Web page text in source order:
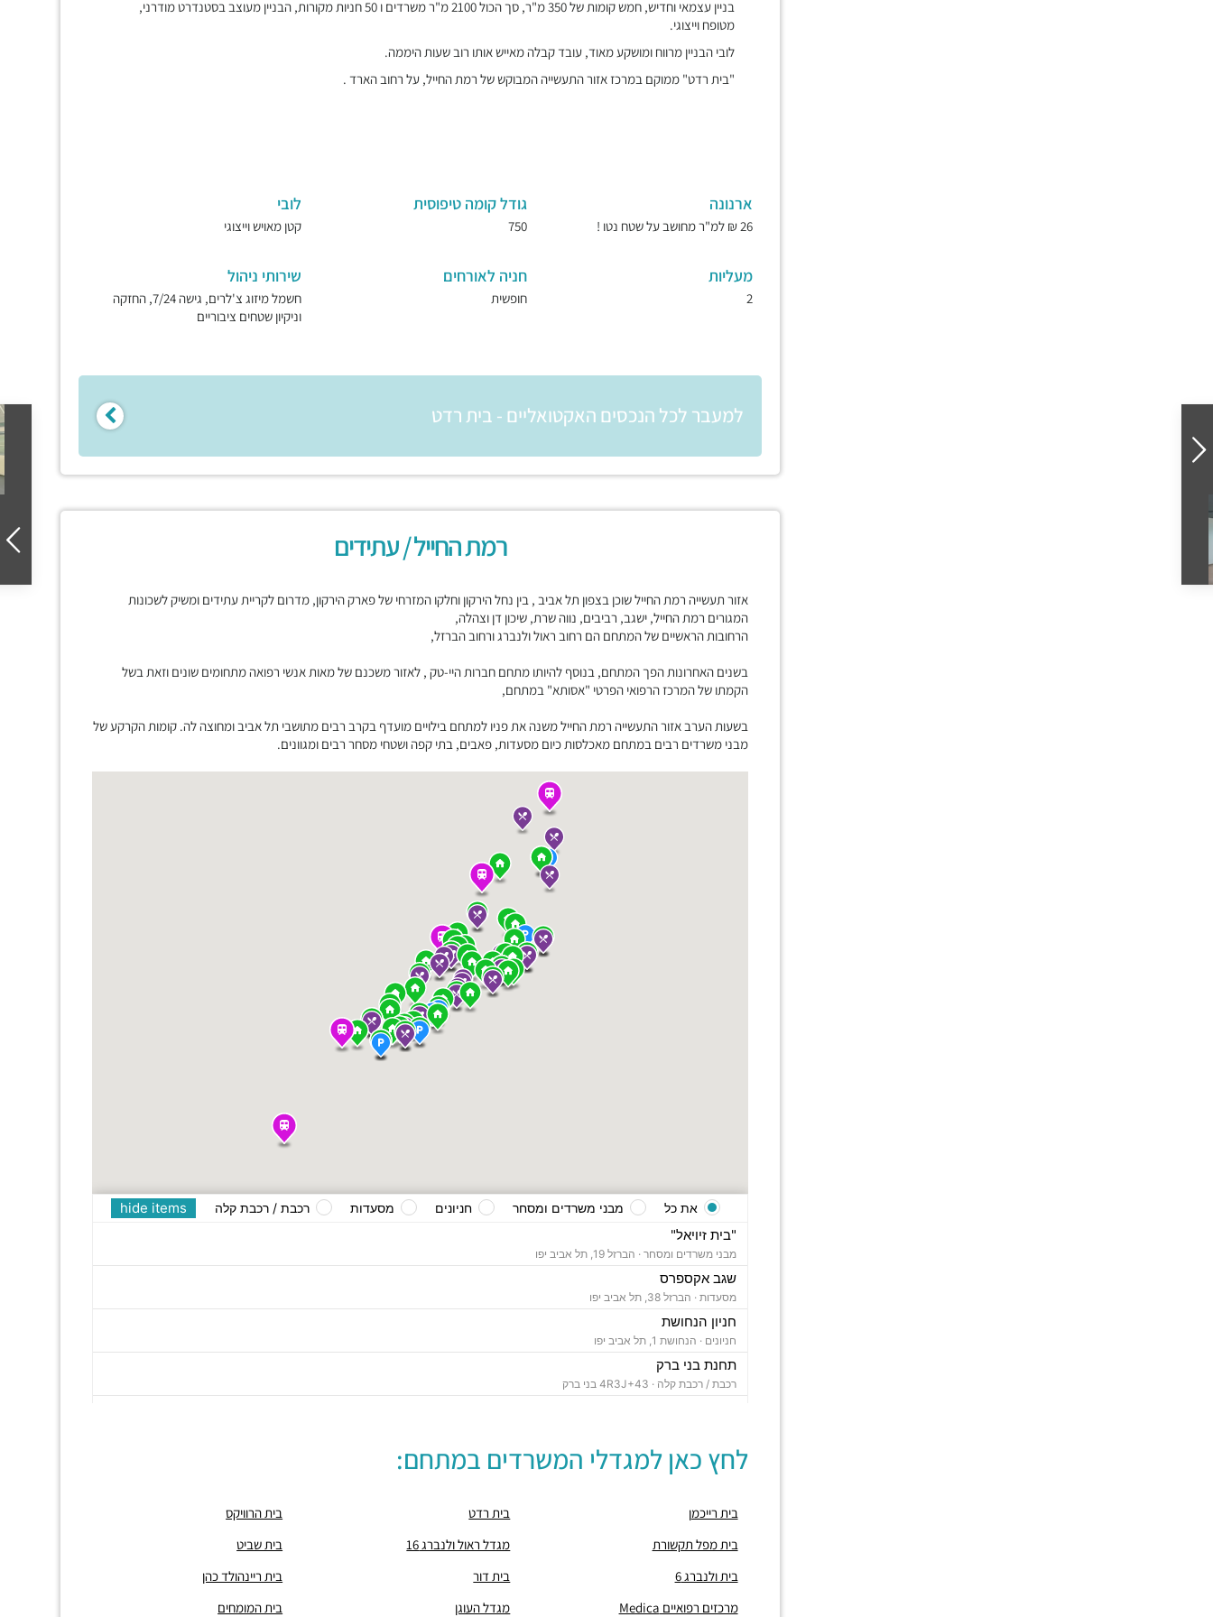
בניין עצמאי וחדיש, חמש קומות של 350 מ"ר, סך הכול 2100 מ"ר משרדים ו 50 חניות מקורות, הבניין מעוצב בסטנדרט מודרני,
מטופח וייצוגי.
לובי הבניין מרווח ומושקע מאוד, עובד קבלה מאייש אותו רוב שעות היממה.
"בית רדט" ממוקם במרכז אזור התעשייה המבוקש של רמת החייל, על רחוב הארד .
ארנונה
26 ₪ למ"ר מחושב על שטח נטו !
גודל קומה טיפוסית
750
לובי
קטן מאויש וייצוגי
מעליות
2
חניה לאורחים
חופשית
שירותי ניהול
חשמל מיזוג צ'לרים, גישה 7/24, החזקה
וניקיון שטחים ציבוריים
למעבר לכל הנכסים האקטואליים - בית רדט
רמת החייל / עתידים
אזור תעשייה רמת החייל שוכן בצפון תל אביב , בין נחל הירקון וחלקו המזרחי של פארק הירקון, מדרום לקריית עתידים ומשיק לשכונות
המגורים רמת החייל, ישגב, רביבים, נווה שרת, שיכון דן וצהלה,
הרחובות הראשיים של המתחם הם רחוב ראול ולנברג ורחוב הברזל,
בשנים האחרונות הפך המתחם, בנוסף להיותו מתחם חברות היי-טק , לאזור משכנם של מאות אנשי רפואה מתחומים שונים וזאת בשל
הקמתו של המרכז הרפואי הפרטי "אסותא" במתחם,
בשעות הערב אזור התעשייה רמת החייל משנה את פניו למתחם בילויים מועדף בקרב רבים מתושבי תל אביב ומחוצה לה. קומות הקרקע של
מבני משרדים רבים במתחם מאכלסות כיום מסעדות, פאבים, בתי קפה ושטחי מסחר רבים ומגוונים.
"בית זיויאל"
מבני משרדים ומסחר · הברזל 19, תל אביב יפו
שגב אקספרס
מסעדות · הברזל 38, תל אביב יפו
חניון הנחושת
חניונים · הנחושת 1, תל אביב יפו
תחנת בני ברק
רכבת / רכבת קלה ·
"בית B5"
מבני משרדים ומסחר ·הברזל 5א, תל אביב יפו
מבני משרדים ומסחר ·
"בית הברזל 25"
"בית הנחושת 10"
מבני משרדים ומסחר · הנחושת 10, תל אביב יפו
hide items את כל מבני משרדים ומסחר חניונים מסעדות רכבת / רכבת קלה
לחץ כאן למגדלי המשרדים במתחם:
בית רייכמן בית רדט
בית הרוויקס
בית מפל תקשורת
מגדל ראול ולנברג 16
בית שביט
בית ולנברג 6
בית דור
בית ריינהולד כהן
מרכזים רפואיים Medica
מגדל העוגן בית המומחים